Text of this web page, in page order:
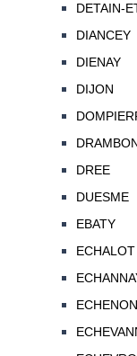
DETAIN-
DIANCEY
DIENAY
DIJON
DREE
DUESME
EBATY
ECHALOT
ECHENON